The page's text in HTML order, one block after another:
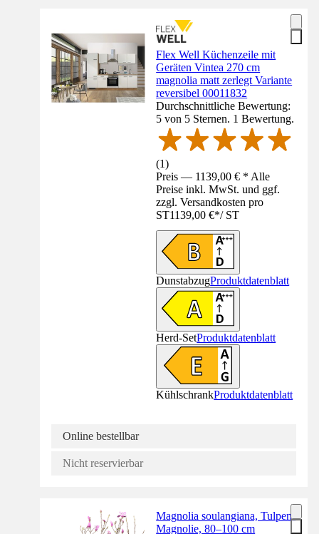
Flex Well Küchenzeile mit
Geräten Vintea 270 cm
magnolia matt zerlegt Variante
reversibel 00011832
Durchschnittliche Bewertung:
5 von 5 Sternen. 1 Bewertung.
(1)
Preis — 1139,00 € * Alle
Preise inkl. MwSt. und ggf.
zzgl. Versandkosten pro
ST1139,00 €*/ ST
DunstabzugProduktdatenblatt
Herd-SetProduktdatenblatt
KühlschrankProduktdatenblatt
Online bestellbar
Nicht reservierbar
Magnolia soulangiana, Tulpen-
Magnolie, 80–100 cm